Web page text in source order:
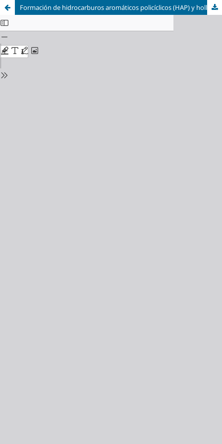
Formación de hidrocarburos aromáticos policíclicos (HAP) y hollín en la pirólisis de hidrocarburos